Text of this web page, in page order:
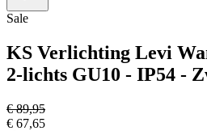
Sale
KS Verlichting Levi
2-lichts GU10 - IP54 -
€ 89,95
€ 67,65